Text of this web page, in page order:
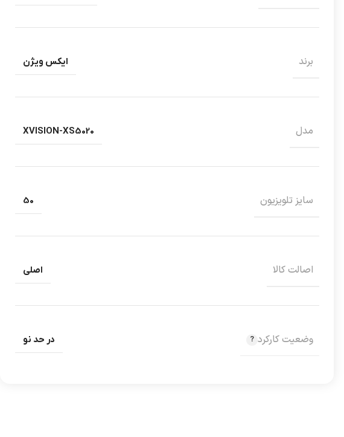
برند ایکس ویژن
مدل XVISION-XS5020
سایز تلویزیون 50
اصالت کالا اصلی
وضعیت کارکرد در حد نو